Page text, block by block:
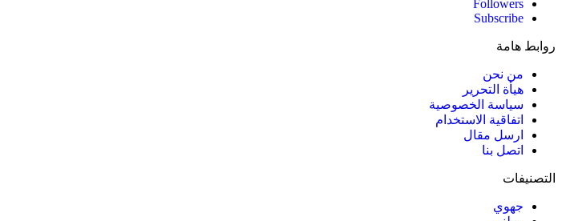
Followers
Subscribe
روابط هامة
من نحن
هيأة التحرير
سياسة الخصوصية
اتفاقية الاستخدام
ارسل مقال
اتصل بنا
التصنيفات
جهوي